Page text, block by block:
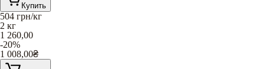
Купить
504 грн/кг
2 кг
1 260,00
-20%
1 008,00₴